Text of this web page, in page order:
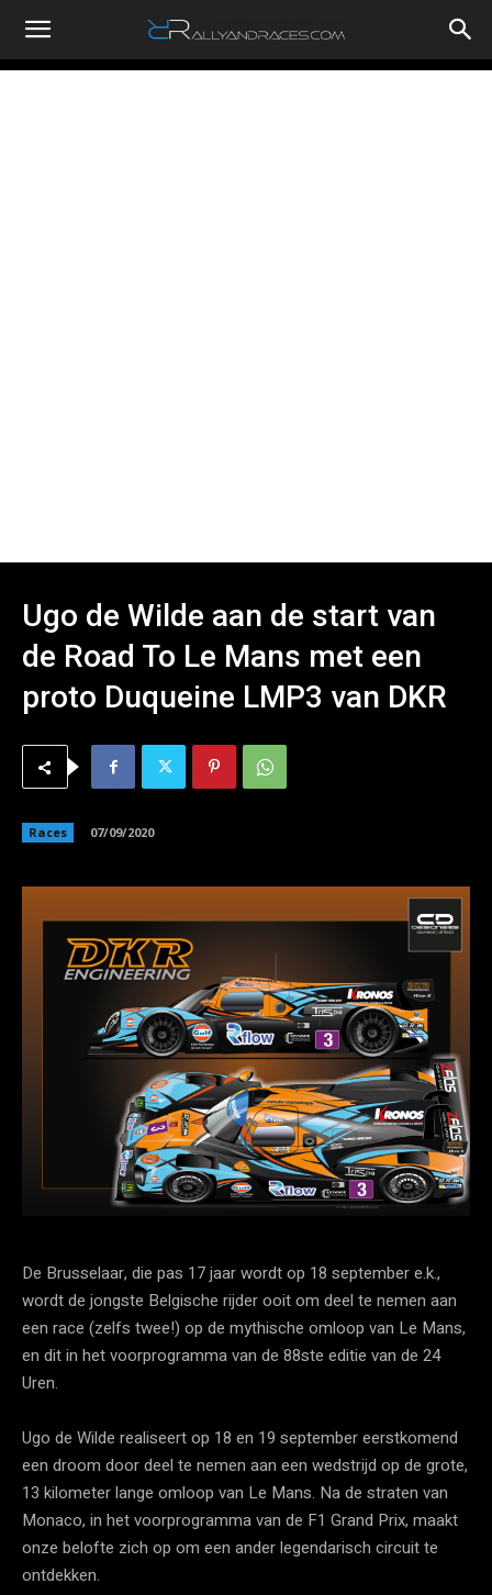
RallyandRaces.com
Ugo de Wilde aan de start van
de Road To Le Mans met een
proto Duqueine LMP3 van DKR
Races 07/09/2020
De Brusselaar, die pas 17 jaar wordt op 18 september e.k.,
wordt de jongste Belgische rijder ooit om deel te nemen aan
een race (zelfs twee!) op de mythische omloop van Le Mans,
en dit in het voorprogramma van de 88ste editie van de 24
Uren.
Ugo de Wilde realiseert op 18 en 19 september eerstkomend
een droom door deel te nemen aan een wedstrijd op de grote,
13 kilometer lange omloop van Le Mans. Na de straten van
Monaco, in het voorprogramma van de F1 Grand Prix, maakt
onze belofte zich op om een ander legendarisch circuit te
ontdekken.